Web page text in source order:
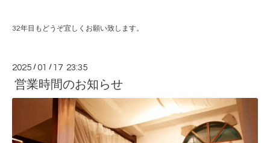
32年目もどうぞ宜しくお願い致します。
2025 /01 / 17 23:35
営業時間のお知らせ